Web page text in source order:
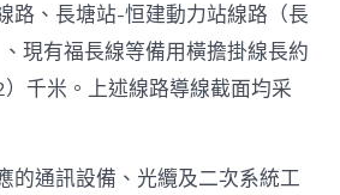
路、長塘站-恒建動力站線路（長
現有福長線等備用橫擔掛線長約
千米。上述線路導線截面均采
的通訊設備、光纜及二次系統工